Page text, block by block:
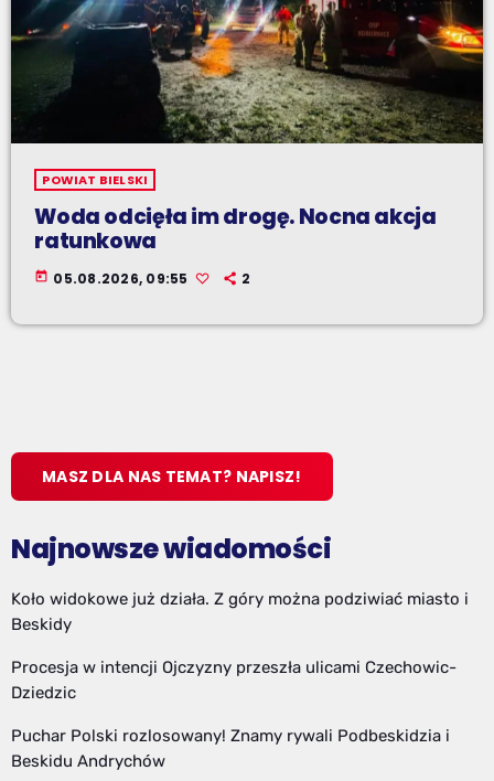
POWIAT BIELSKI
Woda odcięła im drogę. Nocna akcja
ratunkowa
today 05.08.2026, 09:55 2
MASZ DLA NAS TEMAT? NAPISZ!
Najnowsze wiadomości
Koło widokowe już działa. Z góry można podziwiać miasto i
Beskidy
Procesja w intencji Ojczyzny przeszła ulicami Czechowic-
Dziedzic
Puchar Polski rozlosowany! Znamy rywali Podbeskidzia i
Beskidu Andrychów